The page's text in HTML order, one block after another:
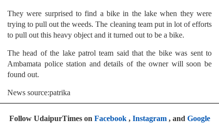
They were surprised to find a bike in the lake when they were
trying to pull out the weeds. The cleaning team put in lot of efforts
to pull out this heavy object and it turned out to be a bike.
The head of the lake patrol team said that the bike was sent to
Ambamata police station and details of the owner will soon be
found out.
News source:patrika
Follow UdaipurTimes on Facebook, Instagram, and Google